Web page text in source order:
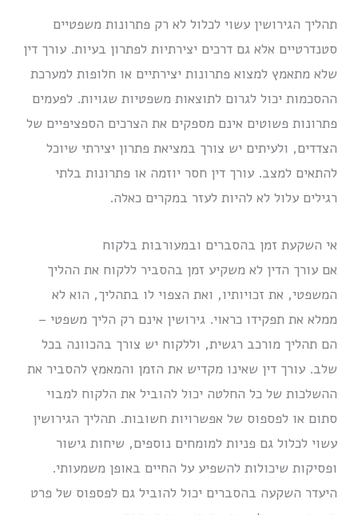
תהליך הגירושין עשוי לכלול לא רק פתרונות משפטיים
סטנדרטיים אלא גם דרכים יצירתיות לפתרון בעיות. עורך דין
שלא מתאמץ למצוא פתרונות יצירתיים או חלופות למערכת
ההסכמות יכול לגרום לתוצאות משפטיות שגויות. לפעמים
פתרונות פשוטים אינם מספקים את הצרכים הספציפיים של
הצדדים, ולעיתים יש צורך במציאת פתרון יצירתי שיוכל
להתאים למצב. עורך דין חסר יוזמה או פתרונות בלתי
רגילים עלול לא להיות לעזר במקרים כאלה.
אי השקעת זמן בהסברים ובמעורבות בלקוח
אם עורך הדין לא משקיע זמן בהסביר ללקוח את ההליך
המשפטי, את זכויותיו, ואת הצפוי לו בתהליך, הוא לא
ממלא את תפקידו כראוי. גירושין אינם רק הליך משפטי –
הם תהליך מורכב רגשית, וללקוח יש צורך בהכוונה בכל
שלב. עורך דין שאינו מקדיש את הזמן והמאמץ להסביר את
ההשלכות של כל החלטה יכול להוביל את הלקוח למבוי
סתום או לפספוס של אפשרויות חשובות. תהליך הגירושין
עשוי לכלול גם פניות למומחים נוספים, שיחות גישור
ופסיקות שיכולות להשפיע על החיים באופן משמעותי.
היעדר השקעה בהסברים יכול להוביל גם לפספוס של פרט